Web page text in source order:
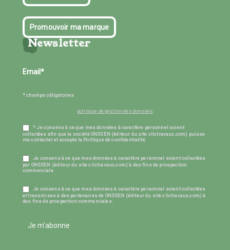
Promouvoir ma marque
Newsletter
* champs obligatoires
politique de gestion des données
* Je consens à ce que mes données à caractère personnel soient
collectées afin que la société ONSSEN (éditeur du site clictravaux.com) puisse
me contacter et accepte la Politique de confidentialité.
Je consens à ce que mes données à caractère personnel soient collectées
par ONSSEN (éditeur du site clictravaux.com) à des fins de prospection
commerciale.
Je consens à ce que mes données à caractère personnel soient collectées
et transmises à des partenaires de ONSSEN (éditeur du site clictravaux.com) à
des fins de prospection commerciales.
Je m'abonne